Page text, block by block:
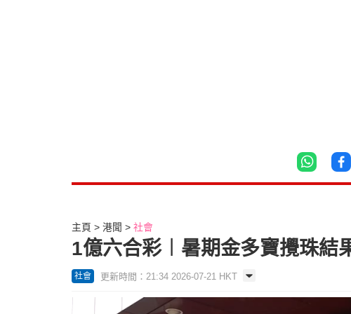
主頁 港聞 社會
1億六合彩︱暑期金多寶攪珠結
社會 更新時間：21:34 2026-07-21 HKT